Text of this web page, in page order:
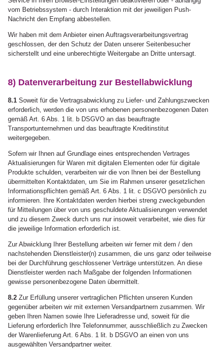
vom Betriebssystem - durch Interaktion mit der jeweiligen Push-
Nachricht den Empfang abbestellen.
Wir haben mit dem Anbieter einen Auftragsverarbeitungsvertrag
geschlossen, der den Schutz der Daten unserer Seitenbesucher
sicherstellt und eine unberechtigte Weitergabe an Dritte untersagt.
8) Datenverarbeitung zur Bestellabwicklung
8.1 Soweit für die Vertragsabwicklung zu Liefer- und Zahlungszwecken
erforderlich, werden die von uns erhobenen personenbezogenen Daten
gemäß Art. 6 Abs. 1 lit. b DSGVO an das beauftragte
Transportunternehmen und das beauftragte Kreditinstitut
weitergegeben.
Sofern wir Ihnen auf Grundlage eines entsprechenden Vertrages
Aktualisierungen für Waren mit digitalen Elementen oder für digitale
Produkte schulden, verarbeiten wir die von Ihnen bei der Bestellung
übermittelten Kontaktdaten, um Sie im Rahmen unserer gesetzlichen
Informationspflichten gemäß Art. 6 Abs. 1 lit. c DSGVO persönlich zu
informieren. Ihre Kontaktdaten werden hierbei streng zweckgebunden
für Mitteilungen über von uns geschuldete Aktualisierungen verwendet
und zu diesem Zweck durch uns nur insoweit verarbeitet, wie dies für
die jeweilige Information erforderlich ist.
Zur Abwicklung Ihrer Bestellung arbeiten wir ferner mit dem / den
nachstehenden Dienstleister(n) zusammen, die uns ganz oder teilweise
bei der Durchführung geschlossener Verträge unterstützen. An diese
Dienstleister werden nach Maßgabe der folgenden Informationen
gewisse personenbezogene Daten übermittelt.
8.2 Zur Erfüllung unserer vertraglichen Pflichten unseren Kunden
gegenüber arbeiten wir mit externen Versandpartnern zusammen. Wir
geben Ihren Namen sowie Ihre Lieferadresse und, soweit für die
Lieferung erforderlich Ihre Telefonnummer, ausschließlich zu Zwecken
der Warenlieferung Art. 6 Abs. 1 lit. b DSGVO an einen von uns
ausgewählten Versandpartner weiter.